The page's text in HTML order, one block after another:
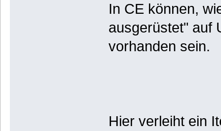
In CE können,
ausgerüstet" auf
vorhanden sein.
Hier verleiht ein